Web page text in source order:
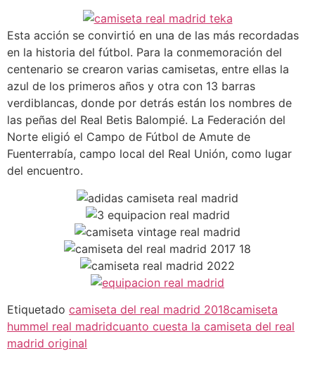
Esta acción se convirtió en una de las más recordadas
en la historia del fútbol. Para la conmemoración del
centenario se crearon varias camisetas, entre ellas la
azul de los primeros años y otra con 13 barras
verdiblancas, donde por detrás están los nombres de
las peñas del Real Betis Balompié. La Federación del
Norte eligió el Campo de Fútbol de Amute de
Fuenterrabía, campo local del Real Unión, como lugar
del encuentro.
Etiquetado camiseta del real madrid 2018camiseta
hummel real madridcuanto cuesta la camiseta del real
madrid original